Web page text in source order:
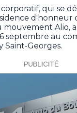
qui se
d'honneur
mouvement Alio,
septembre au
Saint-Georges.